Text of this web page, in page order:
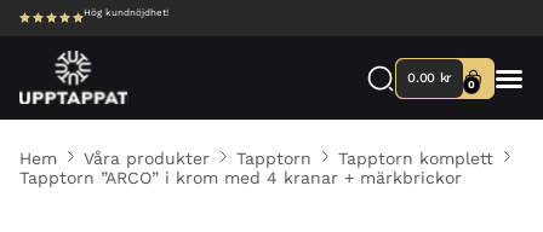
Hög kundnöjdhet!
0.00 kr 0
Hem Våra produkter Tapptorn
Tapptorn komplett
Tapptorn ”ARCO” i krom med 4 kranar + märkbrickor